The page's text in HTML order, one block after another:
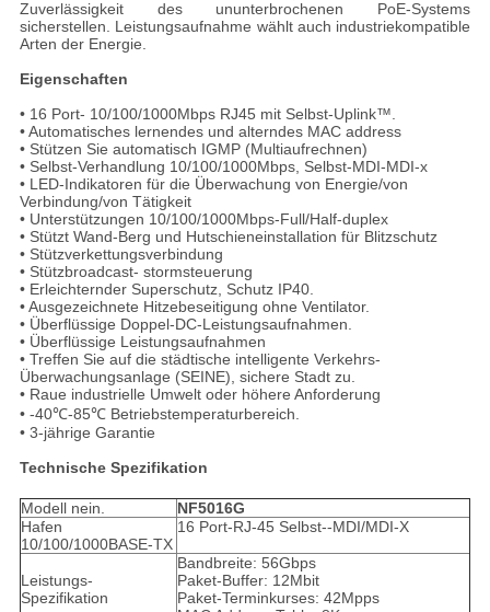
Zuverlässigkeit des ununterbrochenen PoE-Systems
sicherstellen. Leistungsaufnahme wählt auch industriekompatible
Arten der Energie.
Eigenschaften
• 16 Port- 10/100/1000Mbps RJ45 mit Selbst-Uplink™.
• Automatisches lernendes und alterndes MAC address
• Stützen Sie automatisch IGMP (Multiaufrechnen)
• Selbst-Verhandlung 10/100/1000Mbps, Selbst-MDI-MDI-x
• LED-Indikatoren für die Überwachung von Energie/von
Verbindung/von Tätigkeit
• Unterstützungen 10/100/1000Mbps-Full/Half-duplex
• Stützt Wand-Berg und Hutschieneinstallation für Blitzschutz
• Stützverkettungsverbindung
• Stützbroadcast- stormsteuerung
• Erleichternder Superschutz, Schutz IP40.
• Ausgezeichnete Hitzebeseitigung ohne Ventilator.
• Überflüssige Doppel-DC-Leistungsaufnahmen.
• Überflüssige Leistungsaufnahmen
• Treffen Sie auf die städtische intelligente Verkehrs-
Überwachungsanlage (SEINE), sichere Stadt zu.
• Raue industrielle Umwelt oder höhere Anforderung
• -40℃-85℃ Betriebstemperaturbereich.
• 3-jährige Garantie
Technische Spezifikation
Modell nein.
NF5016G
Hafen
10/100/1000BASE-TX
16 Port-RJ-45 Selbst--MDI/MDI-X
Leistungs-
Spezifikation
Bandbreite: 56Gbps
Paket-Buffer: 12Mbit
Paket-Terminkurses: 42Mpps